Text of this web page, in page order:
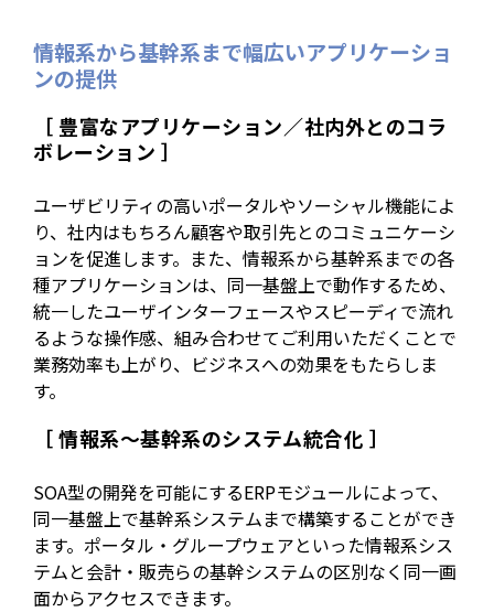
情報系から基幹系まで幅広いアプリケーショ
ンの提供
［ 豊富なアプリケーション／社内外とのコラ
ボレーション ］
ユーザビリティの高いポータルやソーシャル機能によ
り、社内はもちろん顧客や取引先とのコミュニケーシ
ョンを促進します。また、情報系から基幹系までの各
種アプリケーションは、同一基盤上で動作するため、
統一したユーザインターフェースやスピーディで流れ
るような操作感、組み合わせてご利用いただくことで
業務効率も上がり、ビジネスへの効果をもたらしま
す。
［ 情報系～基幹系のシステム統合化 ］
SOA型の開発を可能にするERPモジュールによって、
同一基盤上で基幹系システムまで構築することができ
ます。ポータル・グループウェアといった情報系シス
テムと会計・販売らの基幹システムの区別なく同一画
面からアクセスできます。